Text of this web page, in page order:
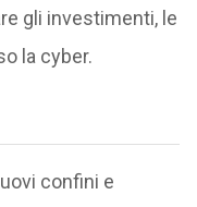
gli investimenti, le
la cyber.
confini e